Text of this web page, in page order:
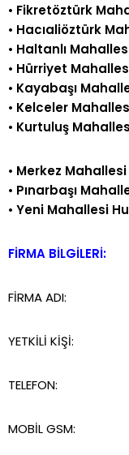
• Fikretöztürk
• Hacıaliöztürk
• Haltanlı
• Hürriyet
• Kayabaşı
• Kelceler
• Kurtuluş
• Merkez Mahallesi
• Pınarbaşı
• Yeni Mahallesi
FİRMA BİLGİLERİ:
FİRMA ADI:
YETKİLİ KİŞİ:
TELEFON:
MOBİL GSM: